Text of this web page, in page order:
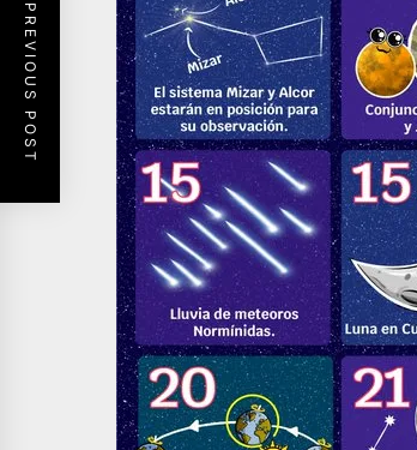
PREVIOUS POST